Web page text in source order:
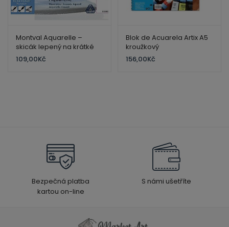
Montval Aquarelle –
skicák lepený na krátké
straně. 300g./ 12 listů.
18×25 cm, mokrá akvarel
109,00Kč
Blok de Acuarela Artix A5
kroužkový
156,00Kč
Bezpečná platba
kartou on-line
S námi ušetříte